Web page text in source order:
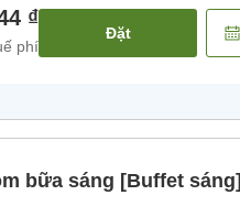
₫
phí
Đặt
bữa sáng [Buffet sáng]